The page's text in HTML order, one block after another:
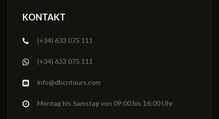
KONTAKT
(+34) 633 075 111
(+34) 633 075 111
info@dbcntours.com
Montag bis Samstag von 09:00 bis 16:00 Uhr